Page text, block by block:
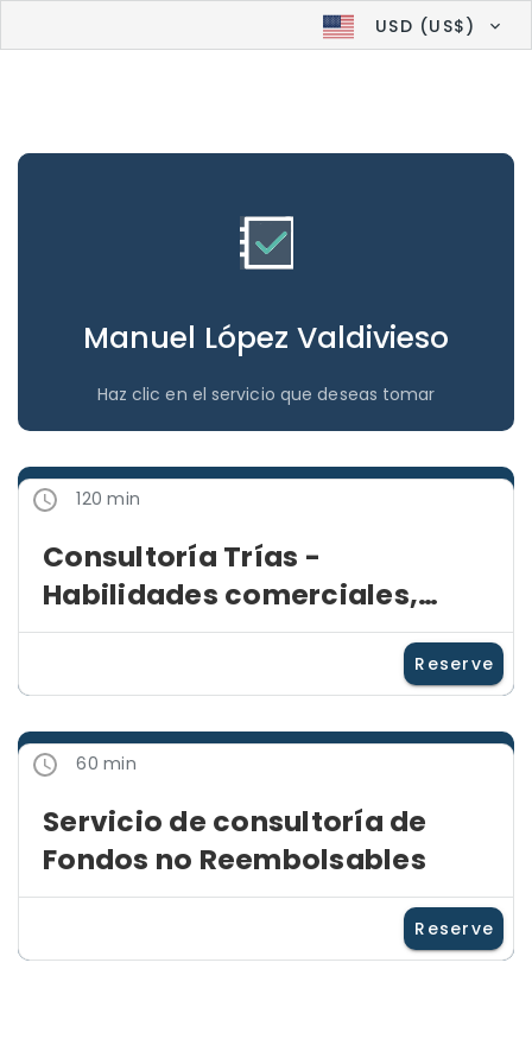
USD (US$)
Manuel López Valdivieso
Haz clic en el servicio que deseas tomar
120 min
Consultoría Trías -
Habilidades comerciales,
desarrollo y comercialización
Reserve
60 min
Servicio de consultoría de
Fondos no Reembolsables
Reserve